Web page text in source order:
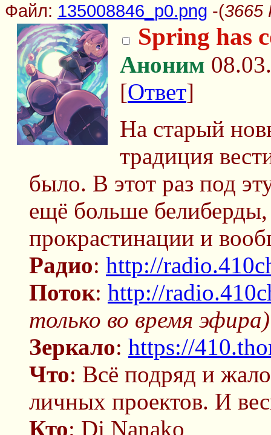
Файл: 135008846_p0.png -(3665
Spring has
Аноним
[Ответ]
На старый
традиция
было. В этот раз под
ещё больше белиберды,
прокрастинации и
Радио: http://
Поток: http://
только во время эфира)
Зеркало: https://
Что: Всё подряд и
личных проектов. И
Кто: Dj Nanako